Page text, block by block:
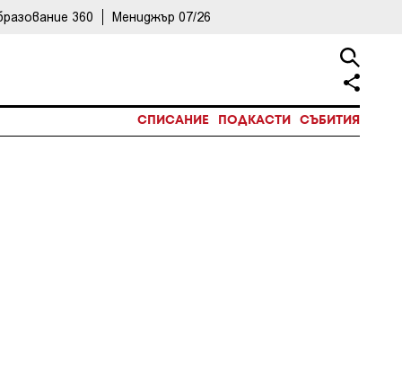
360 Мениджър 07/26
СПИСАНИЕ ПОДКАСТИ СЪБИТИЯ